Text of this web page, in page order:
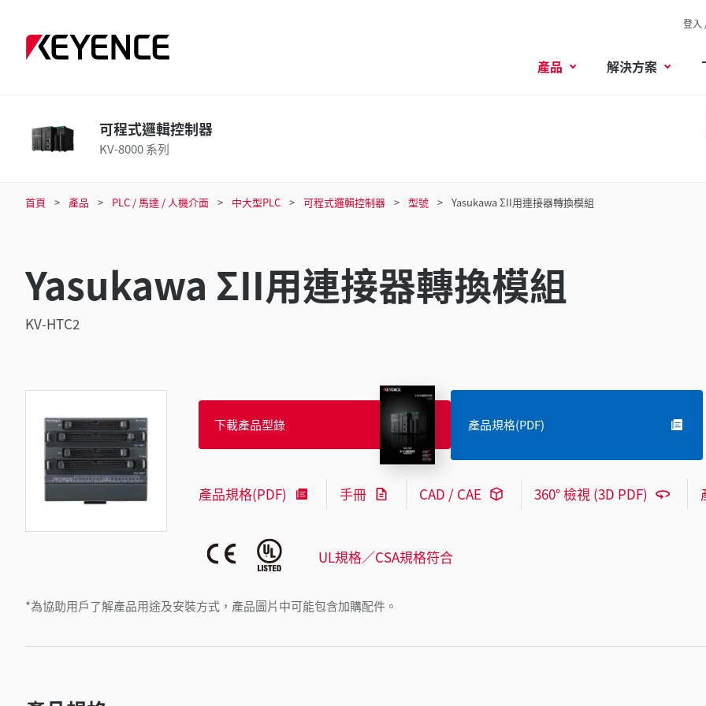
登入
產品 解決方案
可程式邏輯控制器
KV-8000 系列
首頁 產品 PLC / 馬達 / 人機介面 中大型PLC 可程式邏輯控制器 型號 Yasukawa ΣII用連接器轉換模組
Yasukawa ΣII用連接器轉換模組
KV-HTC2
*為協助用戶了解產品用途及安裝方式，產品圖片中可能包含加購配件。
下載產品型錄 產品規格(PDF)
產品規格(PDF) 手冊 CAD / CAE 360° 檢視 (3D PDF)
UL規格／CSA規格符合